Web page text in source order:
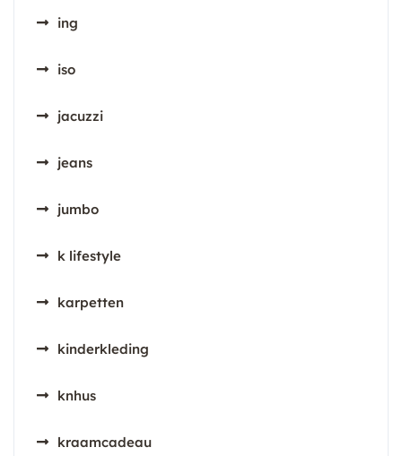
ing
iso
jacuzzi
jeans
jumbo
k lifestyle
karpetten
kinderkleding
knhus
kraamcadeau